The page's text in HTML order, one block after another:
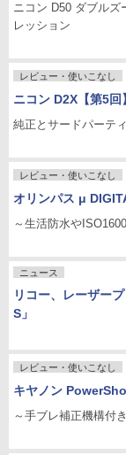
ニコン D50 ダブルズ
レッション
レビュー・使いこなし
ニコン D2X【第5回】
純正とサードパーテ
レビュー・使いこなし
オリンパス μ
～生活防水や
ニュース
リコー、レーザー
S」
レビュー・使いこなし
キヤノン
～手ブレ補正機構付